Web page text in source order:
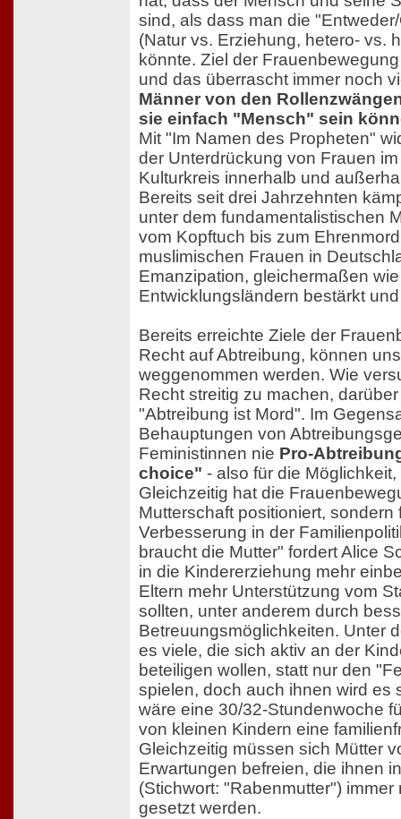
sind, als dass man die
(Natur vs. Erziehung, hetero- vs.
könnte. Ziel der
und das überrascht immer noch
Männer von den
sie einfach "Mensch" sein
Mit "Im Namen des Propheten"
der Unterdrückung von Frauen
Kulturkreis innerhalb und
Bereits seit drei Jahrzehnten
unter dem fundamentalistischen
vom Kopftuch bis zum
muslimischen Frauen in
Emanzipation, gleichermaßen
Entwicklungsländern bestärkt
Bereits erreichte Ziele der
Recht auf Abtreibung, können
weggenommen werden. Wie
Recht streitig zu machen,
"Abtreibung ist Mord". Im
Behauptungen von
Feministinnen nie Pro-
choice" - also für die
Gleichzeitig hat die
Mutterschaft positioniert, sondern
Verbesserung in der
braucht die Mutter" fordert Alice
in die Kindererziehung mehr
Eltern mehr Unterstützung vom
sollten, unter anderem durch
Betreuungsmöglichkeiten. Unter
es viele, die sich aktiv an der
beteiligen wollen, statt nur den
spielen, doch auch ihnen wird es
wäre eine 30/32-Stundenwoche
von kleinen Kindern eine
Gleichzeitig müssen sich Mütter
Erwartungen befreien, die ihnen
(Stichwort: "Rabenmutter")
gesetzt werden.